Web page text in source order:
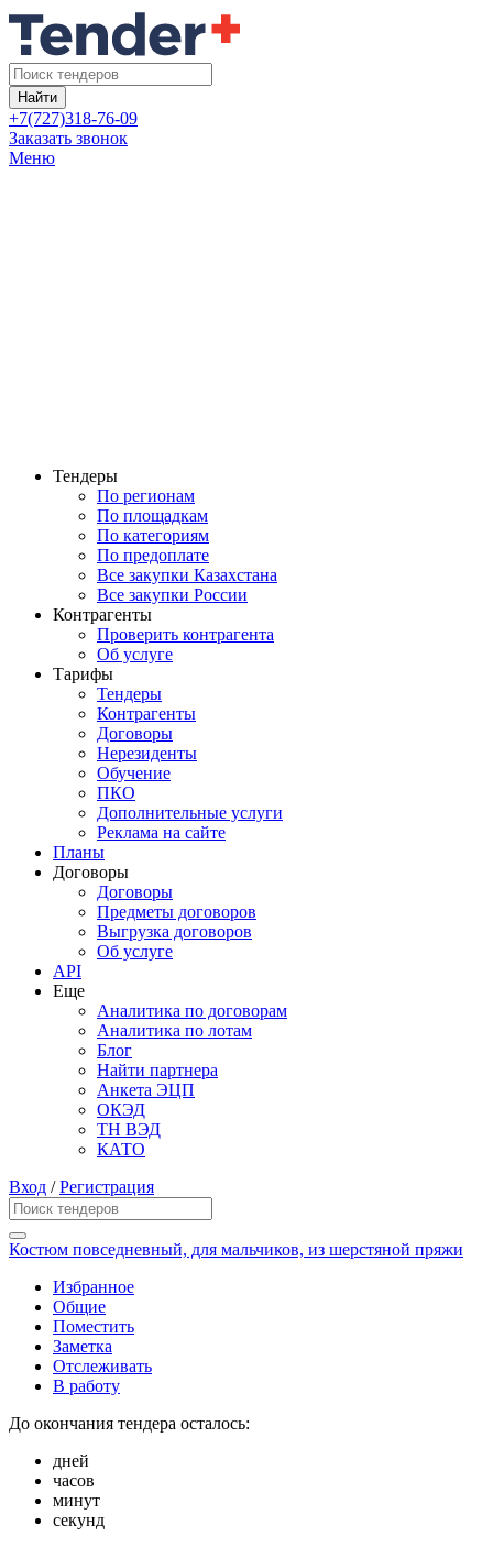
Найти
+7(727)318-76-09
Заказать звонок
Меню
Тендеры
По регионам
По площадкам
По категориям
По предоплате
Все закупки Казахстана
Все закупки России
Контрагенты
Проверить контрагента
Об услуге
Тарифы
Тендеры
Контрагенты
Договоры
Нерезиденты
Обучение
ПКО
Дополнительные услуги
Реклама на сайте
Планы
Договоры
Договоры
Предметы договоров
Выгрузка договоров
Об услуге
API
Еще
Аналитика по договорам
Аналитика по лотам
Блог
Найти партнера
Анкета ЭЦП
ОКЭД
ТН ВЭД
КАТО
Вход /Регистрация
Костюм повседневный, для мальчиков, из шерстяной пряжи
Избранное
Общие
Поместить
Заметка
Отслеживать
В работу
До окончания тендера осталось:
дней
часов
минут
секунд